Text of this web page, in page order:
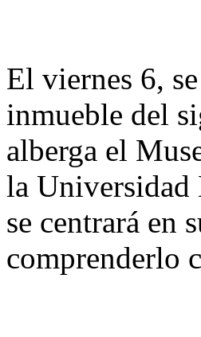
El viernes 6,
inmueble del
alberga el
la
se centrará en
comprenderlo